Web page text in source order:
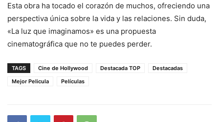
Esta obra ha tocado el corazón de muchos, ofreciendo una
perspectiva única sobre la vida y las relaciones. Sin duda,
«La luz que imaginamos» es una propuesta
cinematográfica que no te puedes perder.
TAGS Cine de Hollywood Destacada TOP
Destacadas
Mejor Pelicula
Películas